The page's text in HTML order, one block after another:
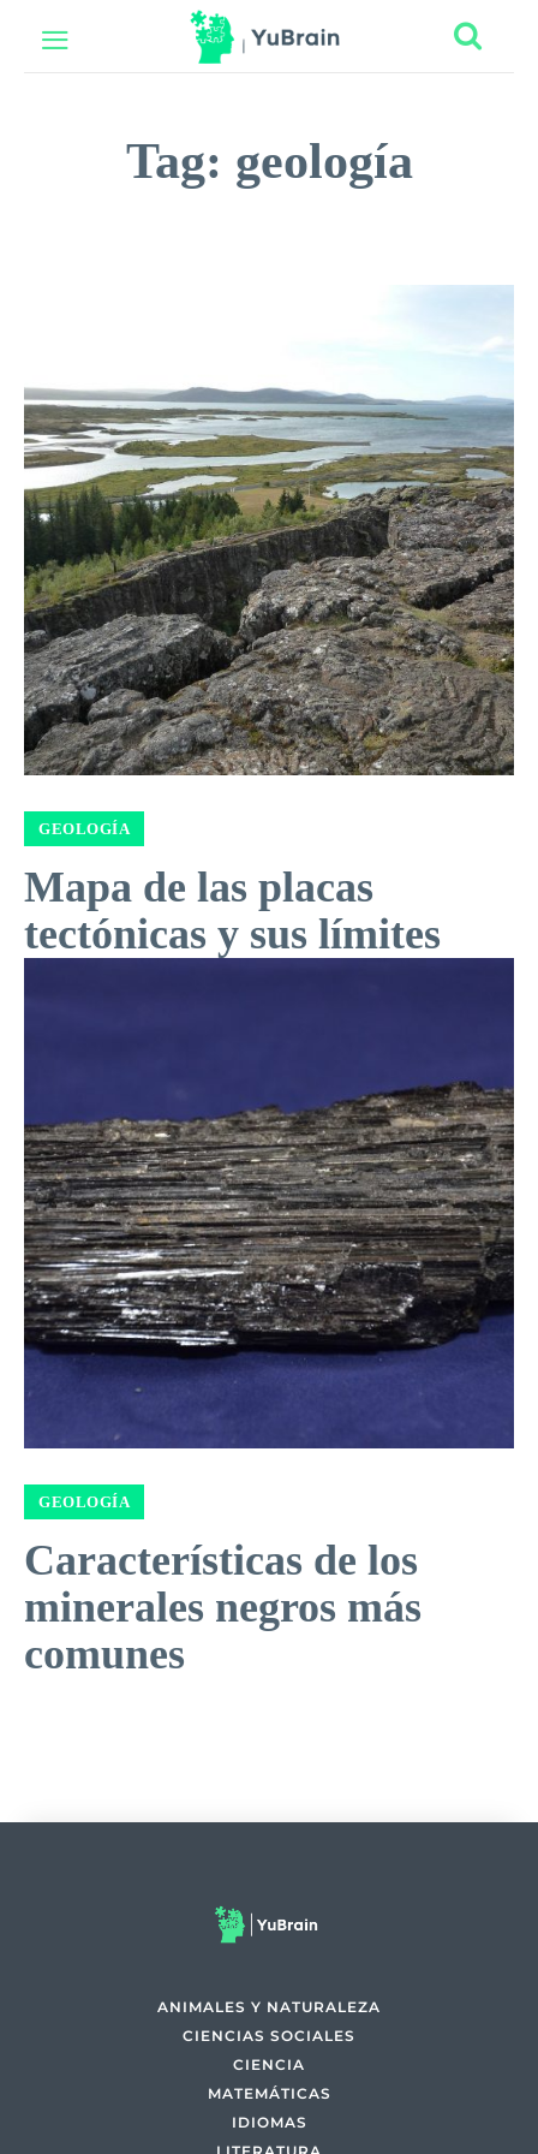
Tag: geología
GEOLOGÍA
Mapa de las placas
tectónicas y sus límites
GEOLOGÍA
Características de los
minerales negros más
comunes
ANIMALES Y NATURALEZA
CIENCIAS SOCIALES
CIENCIA
MATEMÁTICAS
IDIOMAS